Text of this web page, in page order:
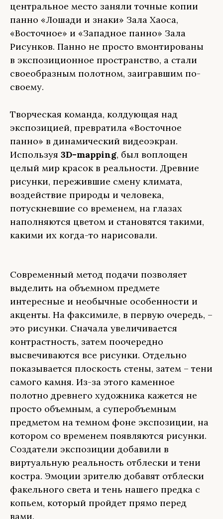
центральное место заняли точные копии
панно «Лошади и знаки» Зала Хаоса,
«Восточное» и «Западное панно» Зала
Рисунков. Панно не просто вмонтированы
в экспозиционное пространство, а стали
своеобразным полотном, заигравшим по-
своему.
Творческая команда, колдующая над
экспозицией, превратила «Восточное
панно» в динамический видеоэкран.
Используя 3D-mapping, был воплощен
целый мир красок в реальности. Древние
рисунки, пережившие смену климата,
воздействие природы и человека,
потускневшие со временем, на глазах
наполняются цветом и становятся такими,
какими их когда-то нарисовали.
Современный метод подачи позволяет
выделить на объемном предмете
интересные и необычные особенности и
акценты. На факсимиле, в первую очередь, –
это рисунки. Сначала увеличивается
контрастность, затем поочередно
высвечиваются все рисунки. Отдельно
показывается плоскость стены, затем – тени
самого камня. Из-за этого каменное
полотно древнего художника кажется не
просто объемным, а суперобъемным
предметом на темном фоне экспозиции, на
котором со временем появляются рисунки.
Создатели экспозиции добавили в
виртуальную реальность отблески и тени
костра. Эмоции зрителю добавят отблески
факельного света и тень нашего предка с
копьем, который пройдет прямо перед
вами.